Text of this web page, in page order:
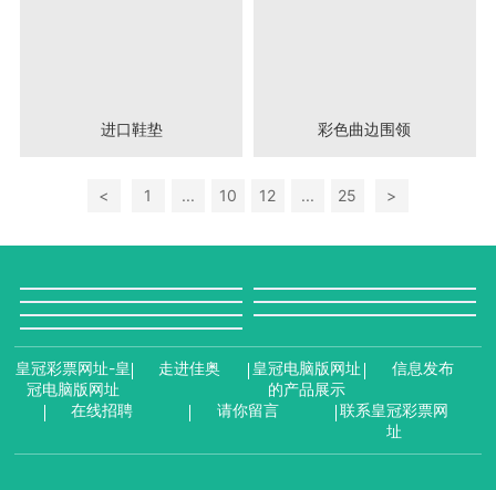
进口鞋垫 彩色曲边围领
< 1 ... 10 12 ... 25 >
皇冠彩票网址-皇
冠电脑版网址
走进佳奥
皇冠电脑版网址
的产品展示
信息发布
在线招聘 请你留言
联系皇冠彩票网
址